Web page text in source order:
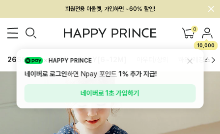
회원전용 아울렛, 가입하면 ~60% 할인!
멤버십 최대 28,000원 혜택 0
10,000
26SS 신상 BEST BABY[6~12M] 하의/레깅스
HAPPY PRINCE
네이버로 로그인하면 Npay 포인트1%추가 지급!
네이버로 1초 가입하기